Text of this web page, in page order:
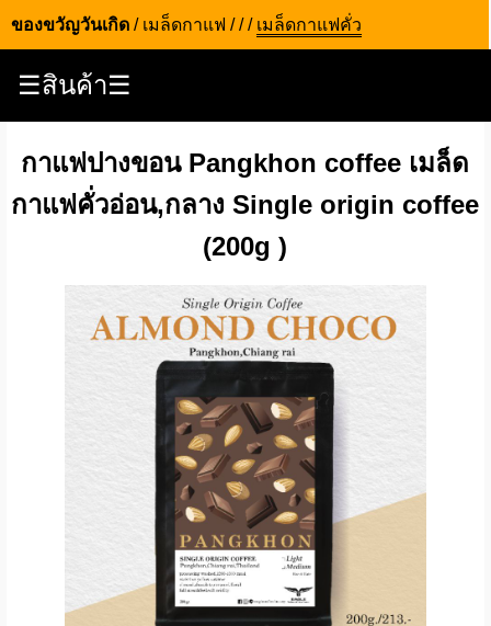
ของขวัญวันเกิด / เมล็ดกาแฟ /// เมล็ดกาแฟคั่ว
☰สินค้า☰
กาแฟปางขอน Pangkhon coffee เมล็ด
กาแฟคั่วอ่อน,กลาง Single origin coffee
(200g )